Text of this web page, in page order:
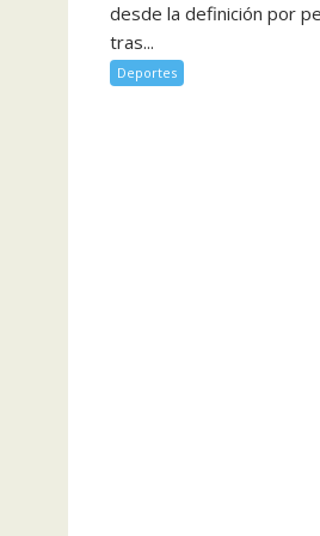
desde la definición por
tras...
Deportes